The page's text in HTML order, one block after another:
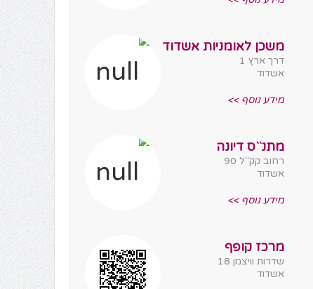
משכן לאומניות אשדוד
דרך ארץ 1
אשדוד
מידע נוסף >>
מתנ``ס דיונה
רחוב קק"ל 90
אשדוד
מידע נוסף >>
מרכז קופף
שדרות וויצמן 18
אשדוד